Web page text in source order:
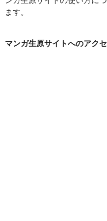
ます。
マンガ生原サイトへのアク